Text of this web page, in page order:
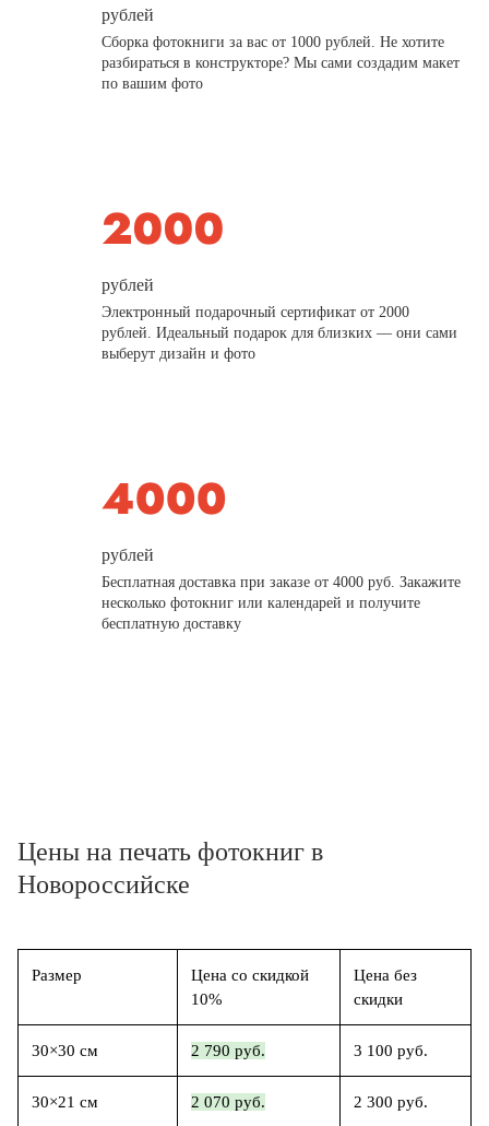
рублей
Сборка фотокниги за вас от 1000 рублей. Не хотите
разбираться в конструкторе? Мы сами создадим макет
по вашим фото
рублей
Электронный подарочный сертификат от 2000
рублей. Идеальный подарок для близких — они сами
выберут дизайн и фото
рублей
Бесплатная доставка при заказе от 4000 руб. Закажите
несколько фотокниг или календарей и получите
бесплатную доставку
Цены на печать фотокниг в
Новороссийске
Размер
Цена со скидкой
10%
Цена без
скидки
30×30 см 2 790 руб. 3 100 руб.
30×21 см 2 070 руб. 2 300 руб.